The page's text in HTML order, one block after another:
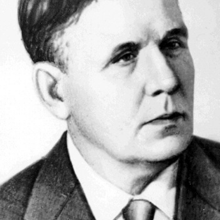
СТРУКТУРА
Президія НАН України
Апарат Президії
Секція фізико-технічних і математичних
наук
Секція хімічних і біологічних наук
Секція суспільних і гуманітарних наук
Установи при Президії
Ради, комітети та комісії
Наукові центри МОН та НАН України
Громадські організації